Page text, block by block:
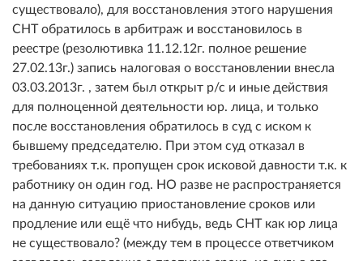
существовало), для восстановления этого нарушения
СНТ обратилось в арбитраж и восстановилось в
реестре (резолютивка 11.12.12г. полное решение
27.02.13г.) запись налоговая о восстановлении внесла
03.03.2013г. , затем был открыт р/с и иные действия
для полноценной деятельности юр. лица, и только
после восстановления обратилось в суд с иском к
бывшему председателю. При этом суд отказал в
требованиях т.к. пропущен срок исковой давности т.к. к
работнику он один год. НО разве не распространяется
на данную ситуацию приостановление сроков или
продление или ещё что нибудь, ведь СНТ как юр лица
не существовало? (между тем в процессе ответчиком